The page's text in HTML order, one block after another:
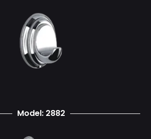
Model: 2882